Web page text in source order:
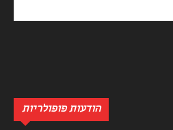
הודעות פופולריות